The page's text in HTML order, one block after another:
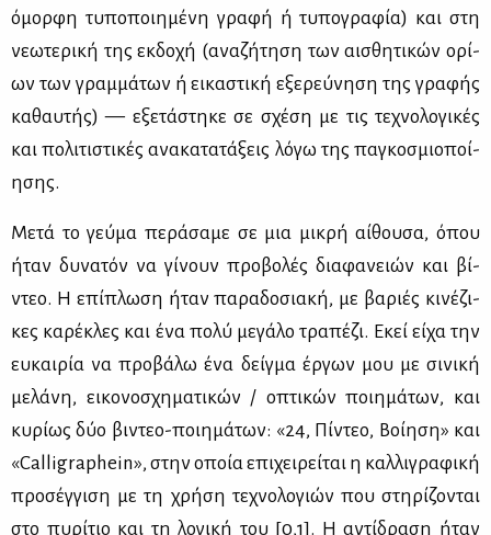
όμορ­φη τυ­πο­ποι­η­μέ­νη γρα­φή ή τυ­πο­γρα­φία) και στη
νε­ω­τε­ρι­κή της εκ­δο­χή (ανα­ζή­τη­ση των αι­σθη­τι­κών ορί­
ων των γραμ­μά­των ή ει­κα­στι­κή εξε­ρεύ­νη­ση της γρα­φής
κα­θαυ­τής) — εξε­τά­στη­κε σε σχέ­ση με τις τε­χνο­λο­γι­κές
και πο­λι­τι­στι­κές ανα­κα­τα­τά­ξεις λό­γω της πα­γκο­σμιο­ποί­
η­σης.
Με­τά το γεύ­μα πε­ρά­σα­με σε μια μι­κρή αί­θου­σα, όπου
ήταν δυ­να­τόν να γί­νουν προ­βο­λές δια­φα­νειών και βί­
ντεο. Η επί­πλω­ση ήταν πα­ρα­δο­σια­κή, με βα­ριές κι­νέ­ζι­
κες κα­ρέ­κλες και ένα πο­λύ με­γά­λο τρα­πέ­ζι. Εκεί εί­χα την
ευ­και­ρία να προ­βά­λω ένα δείγ­μα έρ­γων μου με σι­νι­κή
με­λά­νη, ει­κο­νο­σχη­μα­τι­κών / οπτι­κών ποι­η­μά­των, και
κυ­ρί­ως δύο βι­ντεο-ποι­η­μά­των: «24, Πί­ντεο, Βοί­η­ση» και
«Calligraphein», στην οποία επι­χει­ρεί­ται η καλ­λι­γρα­φι­κή
προ­σέγ­γι­ση με τη χρή­ση τε­χνο­λο­γιών που στη­ρί­ζο­νται
στο πυ­ρί­τιο και τη λο­γι­κή του [0,1]. Η αντί­δρα­ση ήταν